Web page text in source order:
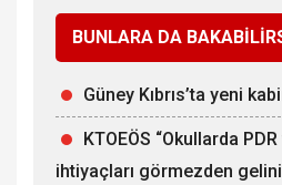
BUNLARA DA
Güney Kıbrıs’ta yeni
KTOEÖS “Okullarda
ihtiyaçları görmezden